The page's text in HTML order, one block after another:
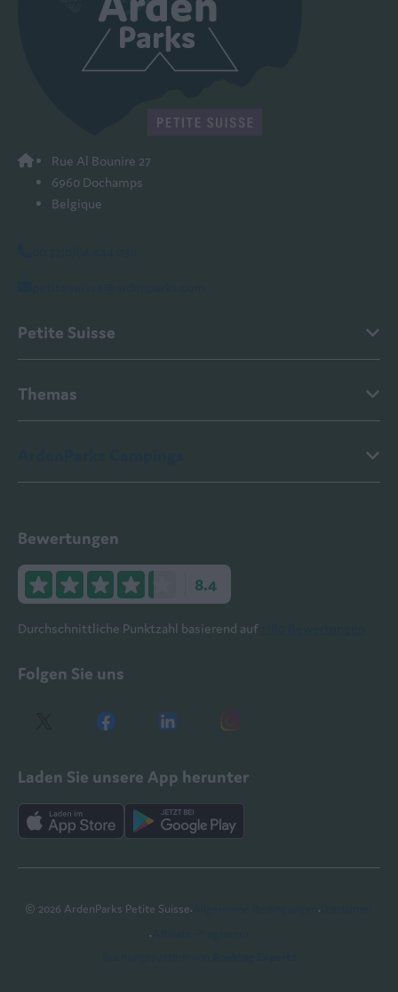
Rue Al Bounire 27
6960 Dochamps
Belgique
Petite Suisse
Themas
Bewertungen
8.4
Durchschnittliche Punktzahl basierend auf
Folgen Sie uns
Laden Sie unsere App herunter
© 2026 ArdenParks Petite Suisse· ·
·